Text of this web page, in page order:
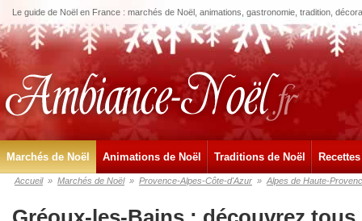
Le guide de Noël en France : marchés de Noël, animations, gastronomie, tradition,
Marchés de Noël Animations de Noël Traditions de Noël
Accueil » Marchés de Noël » Provence-Alpes-Côte-d'Azur » Alpes de Haute-